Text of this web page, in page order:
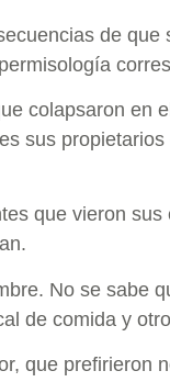
de
colapsaron en
sus
que vieron
No se sabe
de comida y
que prefirieron